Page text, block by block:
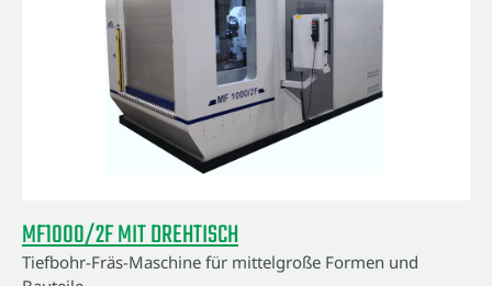
MF1000/2F MIT DREHTISCH
Tiefbohr-Fräs-Maschine für mittelgroße Formen und